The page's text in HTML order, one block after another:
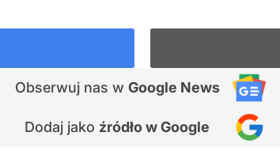
Obserwuj nas w Google News
Dodaj jako źródło w Google